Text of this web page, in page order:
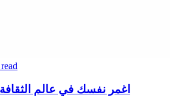
اغمر نفسك في عالم الثقافة